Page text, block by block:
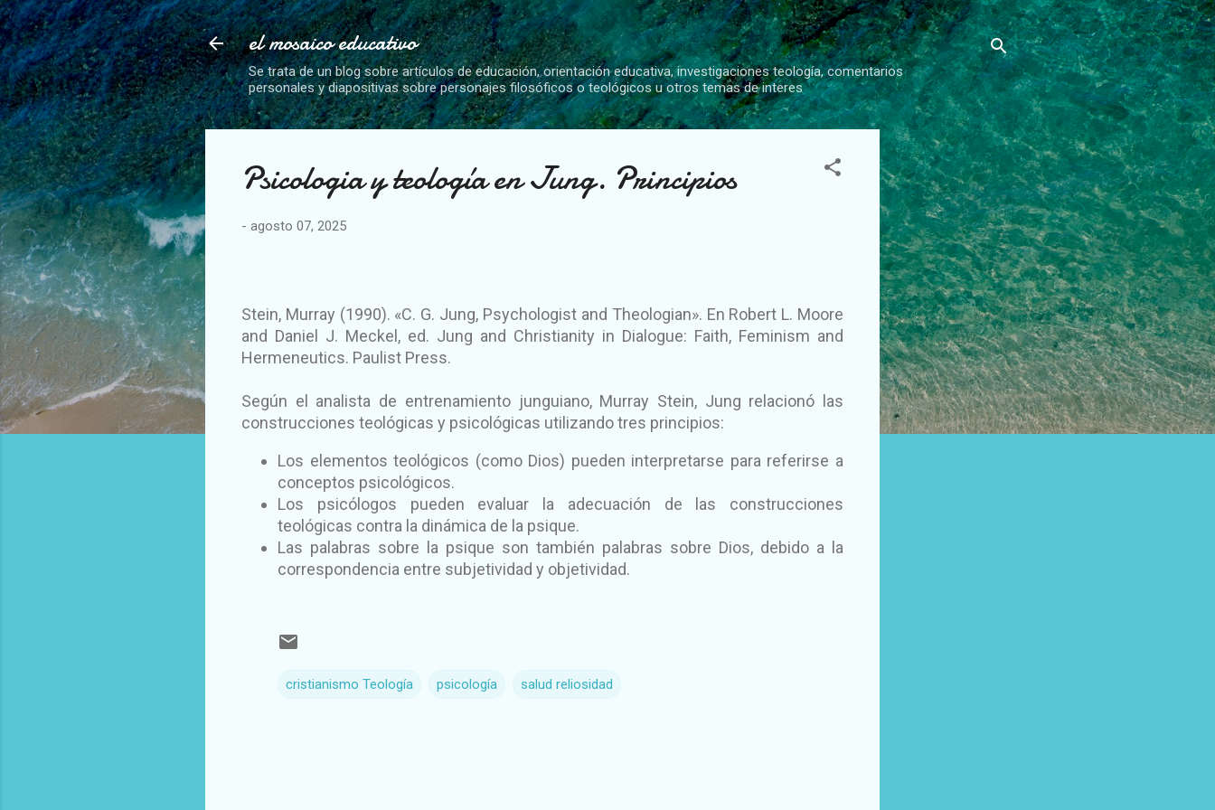
Ir al contenido principal
el mosaico educativo
Se trata de un blog sobre artículos de educación, orientación educativa, investigaciones teología, comentarios
personales y diapositivas sobre personajes filosóficos o teológicos u otros temas de interes
Psicologia y teología en Jung. Principios
- agosto 07, 2025
Stein, Murray (1990). «C. G. Jung, Psychologist and Theologian». En Robert L. Moore
and Daniel J. Meckel, ed. Jung and Christianity in Dialogue: Faith, Feminism and
Hermeneutics. Paulist Press.
Según el analista de entrenamiento junguiano, Murray Stein, Jung relacionó las
construcciones teológicas y psicológicas utilizando tres principios:
Los elementos teológicos (como Dios) pueden interpretarse para referirse a
conceptos psicológicos.
Los psicólogos pueden evaluar la adecuación de las construcciones
teológicas contra la dinámica de la psique.
Las palabras sobre la psique son también palabras sobre Dios, debido a la
correspondencia entre subjetividad y objetividad.
cristianismo Teología psicología salud reliosidad